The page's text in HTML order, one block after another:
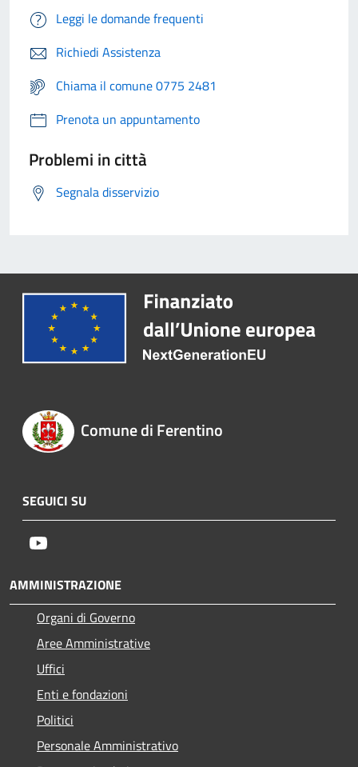
Leggi le domande frequenti
Richiedi Assistenza
Chiama il comune 0775 2481
Prenota un appuntamento
Problemi in città
Segnala disservizio
Comune di Ferentino
SEGUICI SU
AMMINISTRAZIONE
Organi di Governo
Aree Amministrative
Uffici
Enti e fondazioni
Politici
Personale Amministrativo